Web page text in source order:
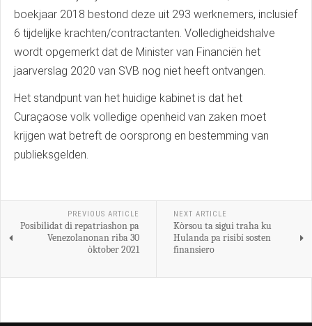
boekjaar 2018 bestond deze uit 293 werknemers, inclusief
6 tijdelijke krachten/contractanten. Volledigheidshalve
wordt opgemerkt dat de Minister van Financiën het
jaarverslag 2020 van SVB nog niet heeft ontvangen.
Het standpunt van het huidige kabinet is dat het
Curaçaose volk volledige openheid van zaken moet
krijgen wat betreft de oorsprong en bestemming van
publieksgelden.
PREVIOUS ARTICLE
Posibilidat di repatriashon pa
Venezolanonan riba 30
òktober 2021
NEXT ARTICLE
Kòrsou ta sigui traha ku
Hulanda pa risibí sosten
finansiero